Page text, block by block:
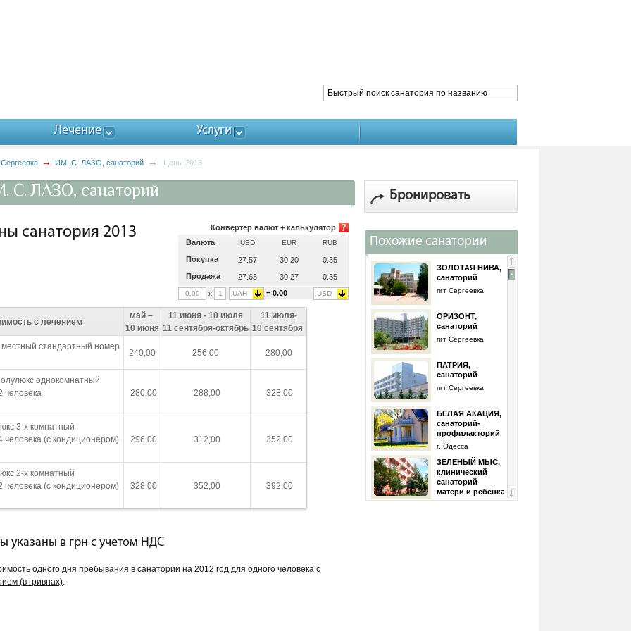
Лечение Услуги
Сергеевка ИМ. С. ЛАЗО, санаторий Цены 2013
С. ЛАЗО, санаторий
Конвертер валют + калькулятор
Валюта
Покупка
Продажа
USD
27.57
27.63
EUR
30.20
30.27
RUB
0.35
0.35
x UAH = 0.00 USD
санатория 2013
с лечением
май –
10 июня
11 июня - 10 июля
11 сентября-октябрь
11 июля-
10 сентября
местный стандартный номер
240,00 256,00 280,00
однокомнатный
человека
280,00 288,00 328,00
3-х комнатный
человека (с кондиционером)
296,00 312,00 352,00
2-х комнатный
человека (с кондиционером)
328,00 352,00 392,00
указаны в грн с учетом НДС
одного дня пребывания в санатории на 2012 год для одного человека с
(в гривнах).
Бронировать
Похожие санатории
ЗОЛОТАЯ НИВА,
санаторий
пгт Сергеевка
ОРИЗОНТ,
санаторий
пгт Сергеевка
ПАТРИЯ,
санаторий
пгт Сергеевка
БЕЛАЯ АКАЦИЯ,
санаторий-
профилакторий
г. Одесса
ЗЕЛЕНЫЙ МЫС,
клинический
санаторий
матери и ребёнка